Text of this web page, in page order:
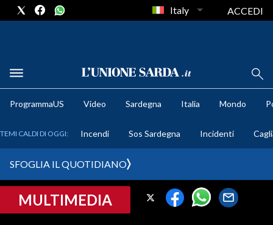
METEO
CRONACA SARDEGNA
Italy ACCEDI
ProgrammaUS Video Sardegna Italia Mondo
TEMI CALDI DI OGGI: Incendi Sos Sardegna Incidenti
SFOGLIA IL QUOTIDIANO
MULTIMEDIA